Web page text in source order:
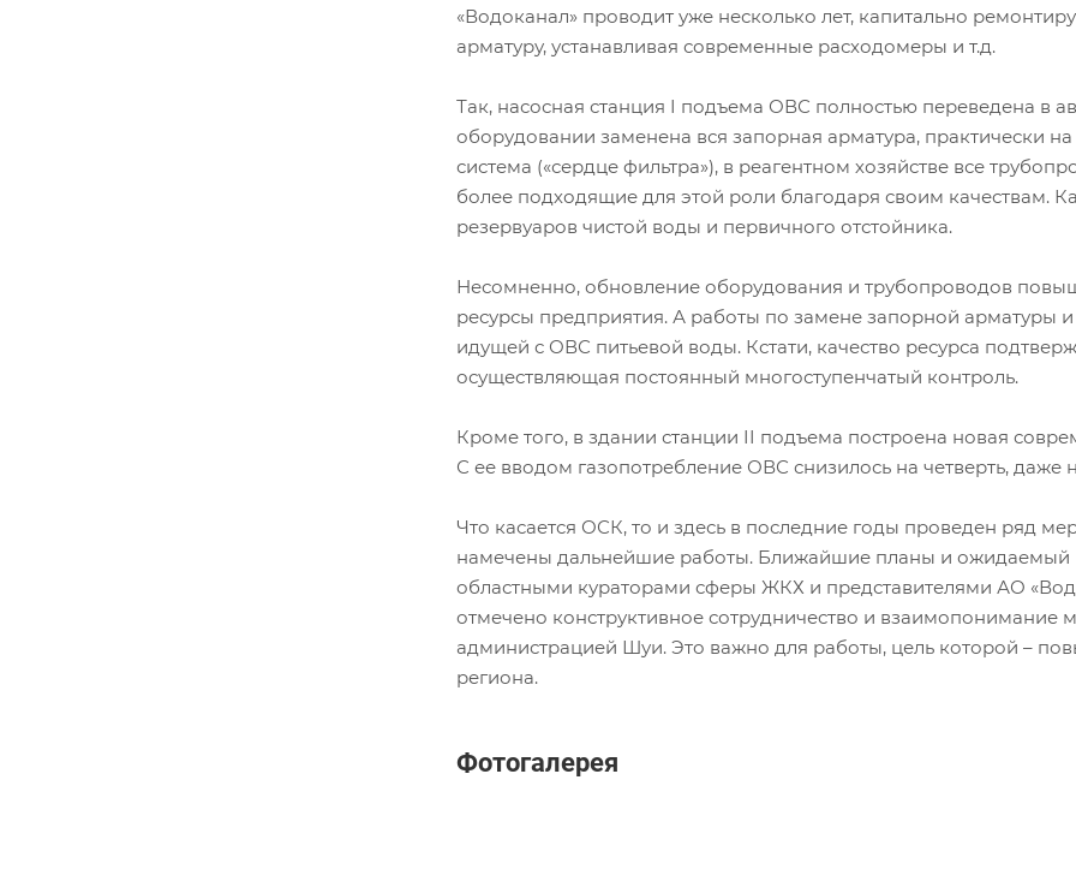
«Водоканал» проводит уже несколько лет, капитально
арматуру, устанавливая современные расходомеры и т.д.
Так, насосная станция I подъема ОВС полностью переведена в
оборудовании заменена вся запорная арматура, практически
система («сердце фильтра»), в реагентном хозяйстве все
более подходящие для этой роли благодаря своим качествам.
резервуаров чистой воды и первичного отстойника.
Несомненно, обновление оборудования и трубопроводов
ресурсы предприятия. А работы по замене запорной арматуры
идущей с ОВС питьевой воды. Кстати, качество ресурса
осуществляющая постоянный многоступенчатый контроль.
Кроме того, в здании станции II подъема построена новая
С ее вводом газопотребление ОВС снизилось на четверть, даже
Что касается ОСК, то и здесь в последние годы проведен ряд
намечены дальнейшие работы. Ближайшие планы и ожидаемый
областными кураторами сферы ЖКХ и представителями АО
отмечено конструктивное сотрудничество и
администрацией Шуи. Это важно для работы, цель которой –
региона.
Фотогалерея